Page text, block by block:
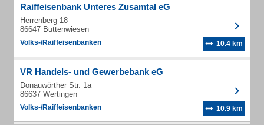
Raiffeisenbank Unteres Zusamtal eG
Herrenberg 18
86647 Buttenwiesen
Volks-/Raiffeisenbanken 10.4 km
VR Handels- und Gewerbebank eG
Donauwörther Str. 1a
86637 Wertingen
Volks-/Raiffeisenbanken 10.9 km